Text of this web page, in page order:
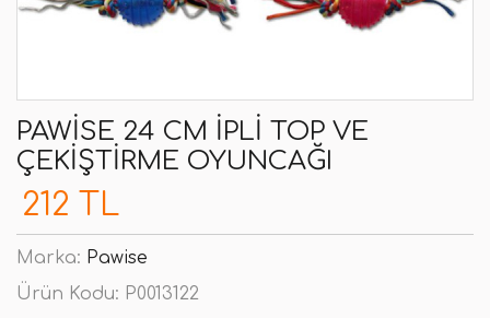
PAWISE 24 CM İPLI TOP VE
ÇEKIŞTIRME OYUNCAĞI
212 TL
Marka: Pawise
Ürün Kodu: P0013122